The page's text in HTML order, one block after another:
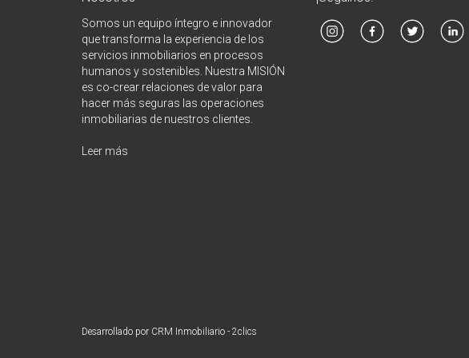
Somos un equipo íntegro e innovador
que transforma la experiencia de los
servicios inmobiliarios en procesos
humanos y sostenibles. Nuestra MISIÓN
es co-crear relaciones de valor para
hacer más seguras las operaciones
inmobiliarias de nuestros clientes.
Leer más
Desarrollado por CRM Inmobiliario - 2clics